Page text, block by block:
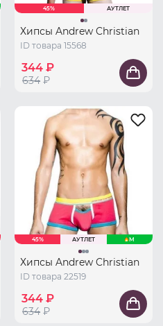
45% АУТЛЕТ
Хипсы Andrew Christian
ID товара 15568
344 ₽
634 ₽
45% АУТЛЕТ M
Хипсы Andrew Christian
ID товара 22519
344 ₽
634 ₽